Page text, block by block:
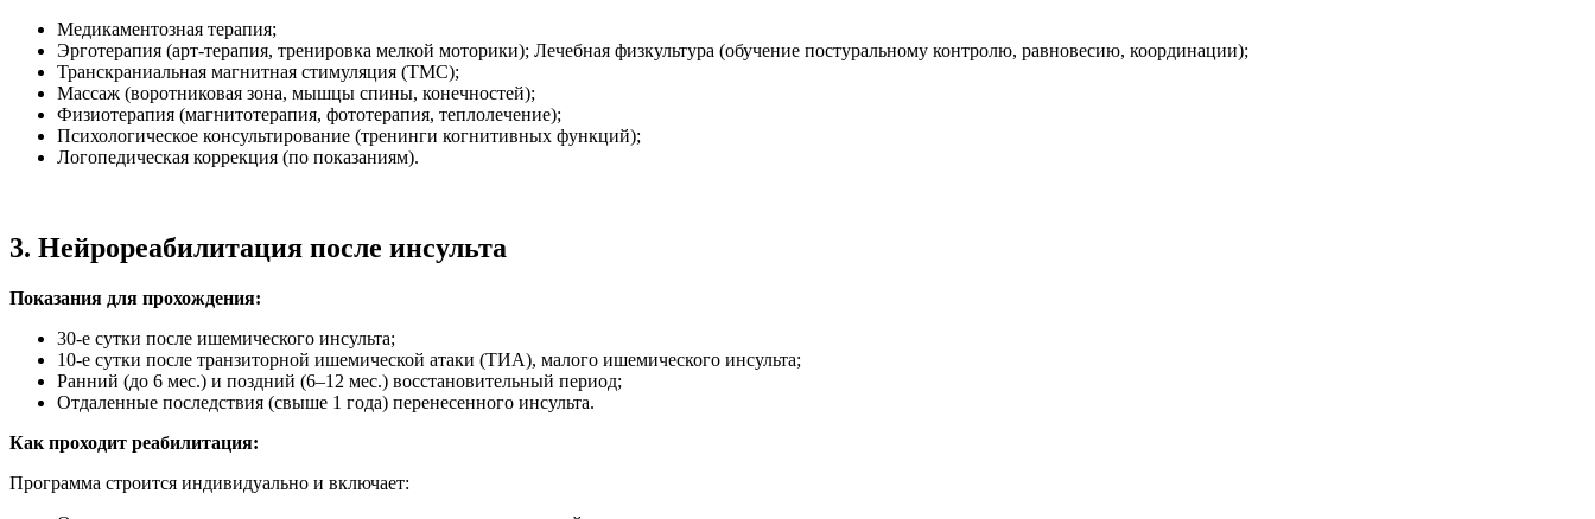
Медикаментозная терапия;
Эрготерапия (арт-терапия, тренировка мелкой моторики); Лечебная физкультура (обучение постуральному контролю, равновесию, координации);
Транскраниальная магнитная стимуляция (ТМС);
Массаж (воротниковая зона, мышцы спины, конечностей);
Физиотерапия (магнитотерапия, фототерапия, теплолечение);
Психологическое консультирование (тренинги когнитивных функций);
Логопедическая коррекция (по показаниям).
3. Нейрореабилитация после инсульта
Показания для прохождения:
30-е сутки после ишемического инсульта;
10-е сутки после транзиторной ишемической атаки (ТИА), малого ишемического инсульта;
Ранний (до 6 мес.) и поздний (6–12 мес.) восстановительный период;
Отдаленные последствия (свыше 1 года) перенесенного инсульта.
Как проходит реабилитация:
Программа строится индивидуально и включает: